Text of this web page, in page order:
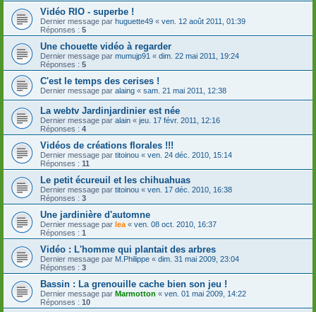
Vidéo RIO - superbe !
Dernier message par huguette49 « ven. 12 août 2011, 01:39
Réponses : 5
Une chouette vidéo à regarder
Dernier message par mumujp91 « dim. 22 mai 2011, 19:24
Réponses : 5
C'est le temps des cerises !
Dernier message par alaing « sam. 21 mai 2011, 12:38
La webtv Jardinjardinier est née
Dernier message par alain « jeu. 17 févr. 2011, 12:16
Réponses : 4
Vidéos de créations florales !!!
Dernier message par titoinou « ven. 24 déc. 2010, 15:14
Réponses : 11
Le petit écureuil et les chihuahuas
Dernier message par titoinou « ven. 17 déc. 2010, 16:38
Réponses : 3
Une jardinière d'automne
Dernier message par lea « ven. 08 oct. 2010, 16:37
Réponses : 1
Vidéo : L'homme qui plantait des arbres
Dernier message par M.Philippe « dim. 31 mai 2009, 23:04
Réponses : 3
Bassin : La grenouille cache bien son jeu !
Dernier message par Marmotton « ven. 01 mai 2009, 14:22
Réponses : 10